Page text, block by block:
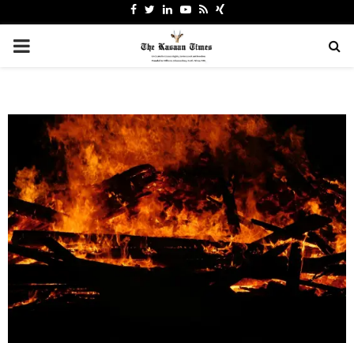
Facebook
TwitterLinkedinYoutube
RssXing
PRIMARY